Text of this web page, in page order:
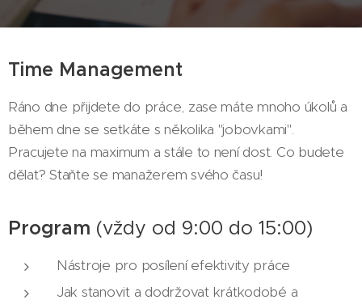
Time Management
Ráno dne přijdete do práce, zase máte mnoho úkolů a
během dne se setkáte s několika "jobovkami".
Pracujete na maximum a stále to není dost. Co budete
dělat? Staňte se manažerem svého času!
Program (vždy od 9:00 do 15:00)
Nástroje pro posílení efektivity práce
Jak stanovit a dodržovat krátkodobé a